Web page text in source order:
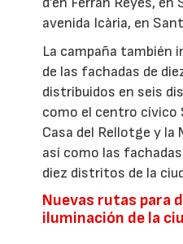
avenida Icària, en
La campaña también
de las fachadas de
distribuidos en seis
como el centro cívico
Casa del Rellotge y la
así como las
diez distritos de la
Nuevas rutas para
iluminación de la